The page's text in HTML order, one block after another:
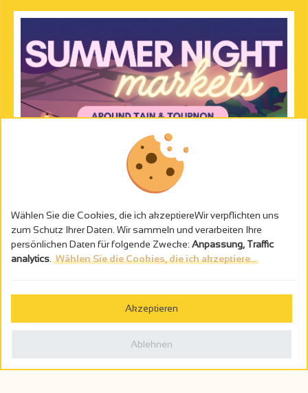
Wählen Sie die Cookies, die ich akzeptiereWir verpflichten uns
zum Schutz Ihrer Daten. Wir sammeln und verarbeiten Ihre
persönlichen Daten für folgende Zwecke: Anpassung, Traffic
analytics Wählen Sie die Cookies, die ich akzeptiere...
Akzeptieren
Ablehnen